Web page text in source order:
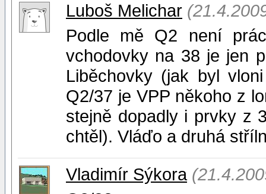
Luboš Melichar
Podle mě Q2 není
vchodovky na 38 je jen
Liběchovky (jak byl
Q2/37 je VPP někoho z
stejně dopadly i prvky z
chtěl). Vláďo a druhá
Vladimír Sýkora